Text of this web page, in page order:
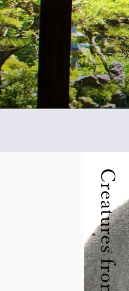
コ
ン
テ
ン
ツ
へ
ス
キ